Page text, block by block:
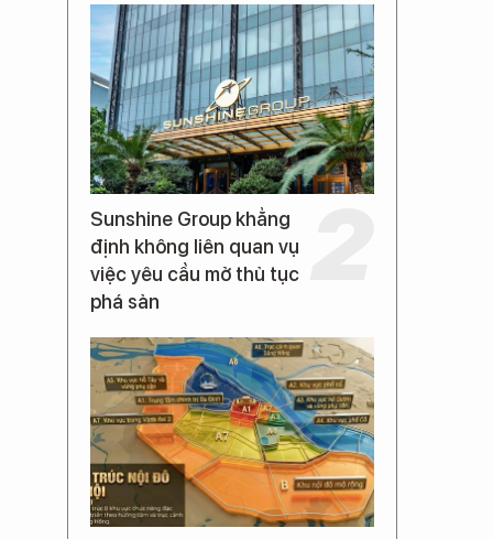
Sunshine Group khẳng
định không liên quan vụ
việc yêu cầu mở thủ tục
phá sản